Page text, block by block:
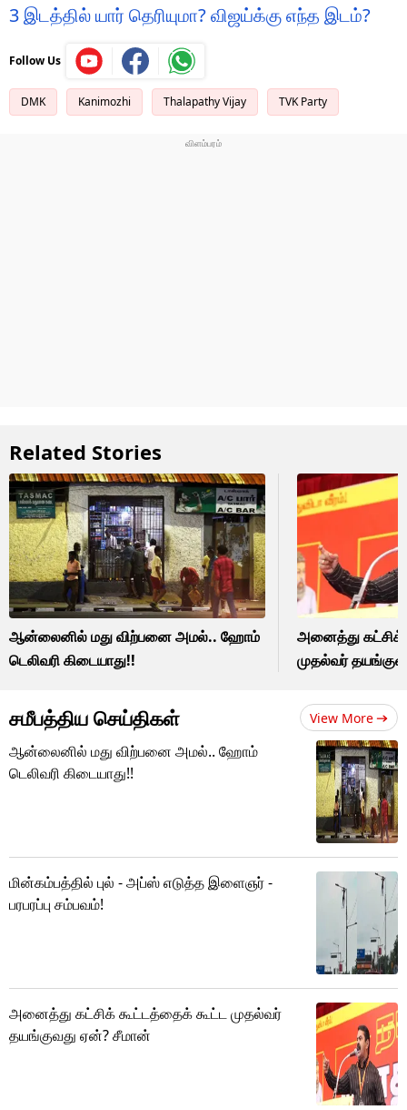
3 இடத்தில் யார் தெரியுமா? விஜய்க்கு எந்த இடம்?
Follow Us
DMK Kanimozhi Thalapathy Vijay TVK Party
Related Stories
ஆன்லைனில் மது விற்பனை அமல்.. ஹோம்
டெலிவரி கிடையாது!!
அனைத்து கட்சிக்
முதல்வர்
சமீபத்திய செய்திகள் View More
ஆன்லைனில் மது விற்பனை அமல்.. ஹோம்
டெலிவரி கிடையாது!!
மின்கம்பத்தில் புல் - அப்ஸ் எடுத்த இளைஞர் -
பரபரப்பு சம்பவம்!
அனைத்து கட்சிக் கூட்டத்தைக் கூட்ட முதல்வர்
தயங்குவது ஏன்? சீமான்